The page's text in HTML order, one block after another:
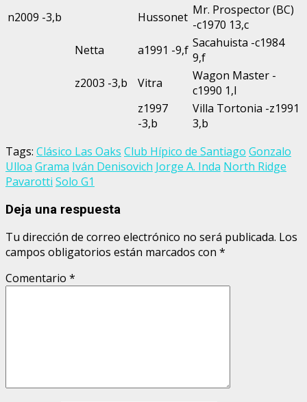
n2009 -3,b
Hussonet Mr. Prospector (BC)
-c1970 13,c
Netta
a1991 -9,f Sacahuista -c1984
9,f
z2003 -3,b
Vitra
Wagon Master -
c1990 1,l
z1997
-3,b
Villa Tortonia -z1991
3,b
Tags: Clásico Las Oaks Club Hípico de Santiago Gonzalo
Ulloa Grama Iván Denisovich Jorge A. Inda North Ridge
Pavarotti Solo G1
Deja una respuesta
Tu dirección de correo electrónico no será publicada. Los
campos obligatorios están marcados con *
Comentario *